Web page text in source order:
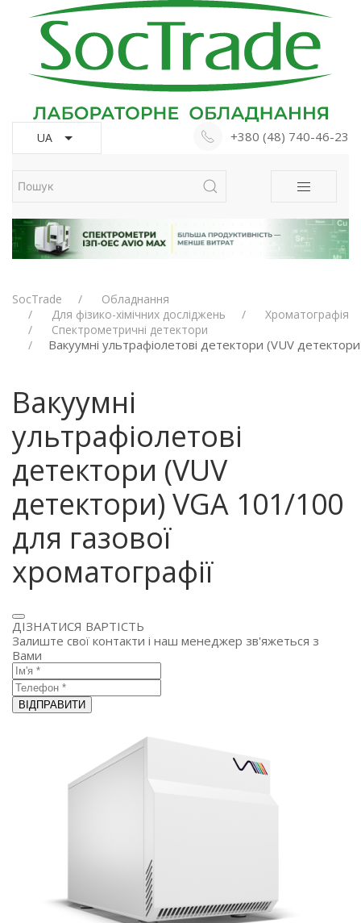
UA +380 (48) 740-46-23
SocTrade
Обладнання
Для фізико-хімічних досліджень
Хроматографія
Спектрометричні детектори
Вакуумні ультрафіолетові детектори (VUV
Вакуумні
ультрафіолетові
детектори (VUV
детектори) VGA 101/100
для газової
хроматографії
ДІЗНАТИСЯ ВАРТІСТЬ
Залиште свої контакти і наш менеджер зв'яжеться з
Вами
ВІДПРАВИТИ